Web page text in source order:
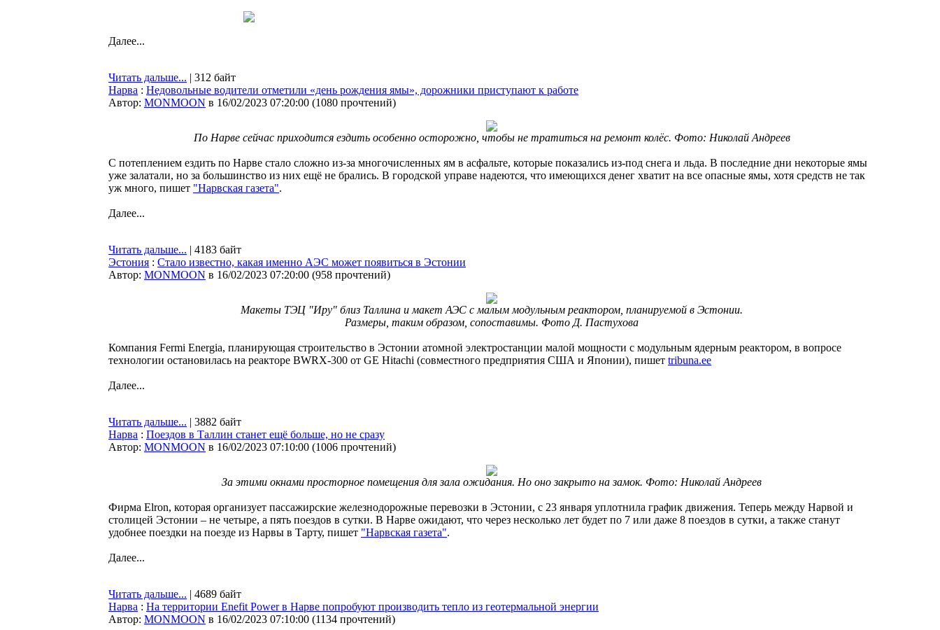
Далее...
Читать дальше... | 312 байт
Нарва : Недовольные водители отметили «день рождения ямы», дорожники приступают к работе
Автор: MONMOON в 16/02/2023 07:20:00 (1080 прочтений)
По Нарве сейчас приходится ездить особенно осторожно, чтобы не тратиться на ремонт колёс. Фото: Николай Андреев
С потеплением ездить по Нарве стало сложно из-за многочисленных ям в асфальте, которые показались из-под снега и льда. В последние дни некоторые ямы
уже залатали, но за большинство из них ещё не брались. В городской управе надеются, что имеющихся денег хватит на все опасные ямы, хотя средств не так
уж много, пишет "Нарвская газета".
Далее...
Читать дальше... | 4183 байт
Эстония : Стало известно, какая именно АЭС может появиться в Эстонии
Автор: MONMOON в 16/02/2023 07:20:00 (958 прочтений)
Макеты ТЭЦ "Иру" близ Таллина и макет АЭС с малым модульным реактором, планируемой в Эстонии.
Размеры, таким образом, сопоставимы. Фото Д. Пастухова
Компания Fermi Energia, планирующая строительство в Эстонии атомной электростанции малой мощности с модульным ядерным реактором, в вопросе
технологии остановилась на реакторе BWRX-300 от GE Hitachi (совместного предприятия США и Японии), пишет tribuna.ee
Далее...
Читать дальше... | 3882 байт
Нарва : Поездов в Таллин станет ещё больше, но не сразу
Автор: MONMOON в 16/02/2023 07:10:00 (1006 прочтений)
За этими окнами просторное помещения для зала ожидания. Но оно закрыто на замок. Фото: Николай Андреев
Фирма Elron, которая организует пассажирские железнодорожные перевозки в Эстонии, с 23 января уплотнила график движения. Теперь между Нарвой и
столицей Эстонии – не четыре, а пять поездов в сутки. В Нарве ожидают, что через несколько лет будет по 7 или даже 8 поездов в сутки, а также станут
удобнее поездки на поезде из Нарвы в Тарту, пишет "Нарвская газета".
Далее...
Читать дальше... | 4689 байт
Нарва : На территории Enefit Power в Нарве попробуют производить тепло из геотермальной энергии
Автор: MONMOON в 16/02/2023 07:10:00 (1134 прочтений)